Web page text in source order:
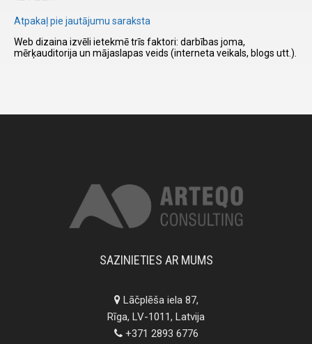
I have
read and
Atpakaļ pie jautājumu saraksta
Web dizaina izvēli ietekmē trīs faktori: darbības joma,
mērķauditorija un mājaslapas veids (interneta veikals, blogs utt.).
SAZINIETIES AR MUMS
Lāčplēša iela 87,
Rīga, LV-1011, Latvija
+371 2893 6776